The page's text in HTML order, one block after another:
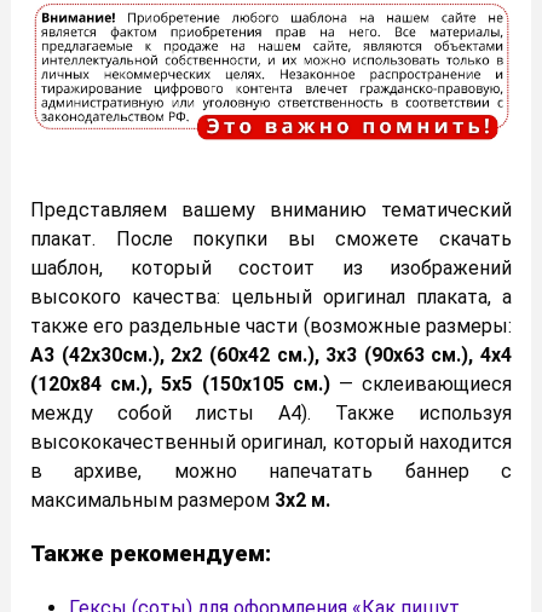
Представляем вашему вниманию тематический
плакат. После покупки вы сможете скачать
шаблон, который состоит из изображений
высокого качества: цельный оригинал плаката, а
также его раздельные части (возможные размеры:
А3 (42х30см.), 2х2 (60х42 см.), 3х3 (90х63 см.), 4х4
(120х84 см.), 5х5 (150х105 см.) — склеивающиеся
между собой листы А4). Также используя
высококачественный оригинал, который находится
в архиве, можно напечатать баннер с
максимальным размером 3х2 м.
Также рекомендуем: